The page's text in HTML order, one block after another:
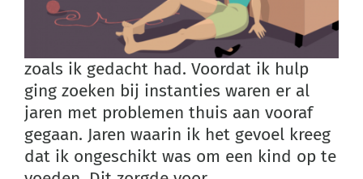
zoals ik gedacht had. Voordat ik hulp
ging zoeken bij instanties waren er al
jaren met problemen thuis aan vooraf
gegaan. Jaren waarin ik het gevoel kreeg
dat ik ongeschikt was om een kind op te